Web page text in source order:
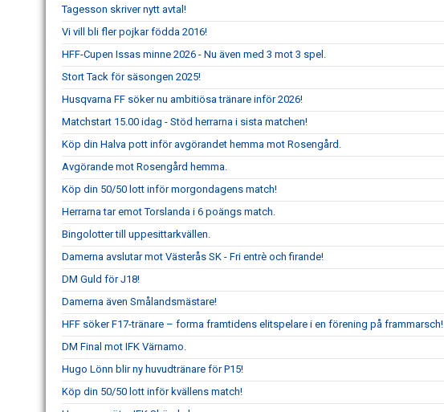
Tagesson skriver nytt avtal!
Vi vill bli fler pojkar födda 2016!
HFF-Cupen Issas minne 2026 - Nu även med 3 mot 3 spel.
Stort Tack för säsongen 2025!
Husqvarna FF söker nu ambitiösa tränare inför 2026!
Matchstart 15.00 idag - Stöd herrarna i sista matchen!
Köp din Halva pott inför avgörandet hemma mot Rosengård.
Avgörande mot Rosengård hemma.
Köp din 50/50 lott inför morgondagens match!
Herrarna tar emot Torslanda i 6 poängs match.
Bingolotter till uppesittarkvällen.
Damerna avslutar mot Västerås SK - Fri entrè och firande!
DM Guld för J18!
Damerna även Smålandsmästare!
HFF söker F17-tränare – forma framtidens elitspelare i en förening på frammarsch!
DM Final mot IFK Värnamo.
Hugo Lönn blir ny huvudtränare för P15!
Köp din 50/50 lott inför kvällens match!